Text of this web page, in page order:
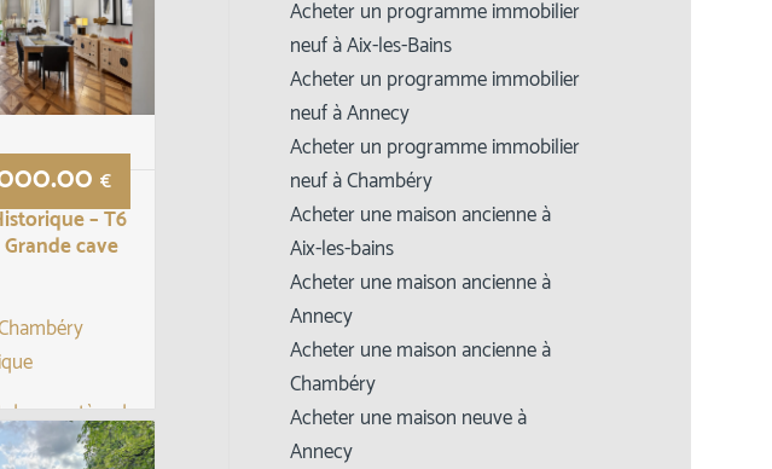
3 niveaux,
habitable...
– T6
cave
€
caractère de
hôtel
Acheter un programme immobilier
neuf à Aix-les-Bains
Acheter un programme immobilier
neuf à Annecy
Acheter un programme immobilier
neuf à Chambéry
Acheter une maison ancienne à
Aix-les-bains
Acheter une maison ancienne à
Annecy
Acheter une maison ancienne à
Chambéry
Acheter une maison neuve à
Annecy